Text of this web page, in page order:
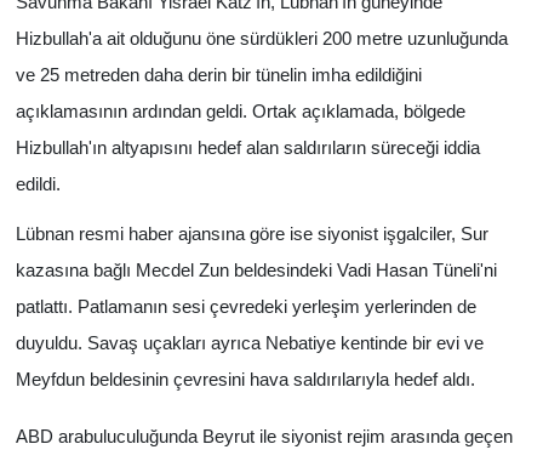
Hizbullah'a ait olduğunu öne sürdükleri 200 metre uzunluğunda
ve 25 metreden daha derin bir tünelin imha edildiğini
açıklamasının ardından geldi. Ortak açıklamada, bölgede
Hizbullah'ın altyapısını hedef alan saldırıların süreceği iddia
edildi.
Lübnan resmi haber ajansına göre ise siyonist işgalciler, Sur
kazasına bağlı Mecdel Zun beldesindeki Vadi Hasan Tüneli'ni
patlattı. Patlamanın sesi çevredeki yerleşim yerlerinden de
duyuldu. Savaş uçakları ayrıca Nebatiye kentinde bir evi ve
Meyfdun beldesinin çevresini hava saldırılarıyla hedef aldı.
ABD arabuluculuğunda Beyrut ile siyonist rejim arasında geçen